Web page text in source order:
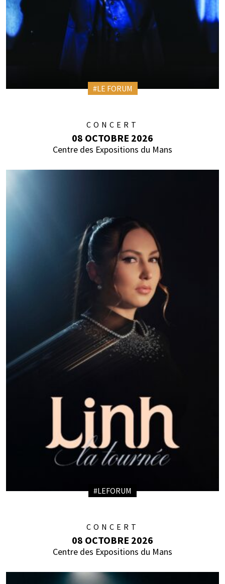
#LE FORUM
CONCERT
08 OCTOBRE 2026
Centre des Expositions du Mans
#LEFORUM
CONCERT
08 OCTOBRE 2026
Centre des Expositions du Mans